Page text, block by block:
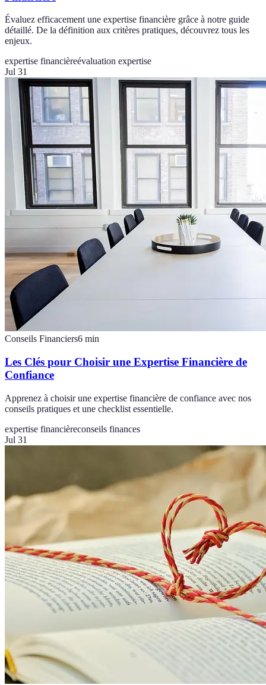
Évaluez efficacement une expertise financière grâce à notre guide
détaillé. De la définition aux critères pratiques, découvrez tous les
enjeux.
expertise financièreévaluation expertise
Jul 31
Conseils Financiers6 min
Les Clés pour Choisir une Expertise Financière de
Confiance
Apprenez à choisir une expertise financière de confiance avec nos
conseils pratiques et une checklist essentielle.
expertise financièreconseils finances
Jul 31